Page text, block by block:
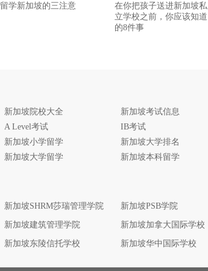
留学新加坡的三注意
在你把孩子送进新加坡私
立学校之前，你应该知道
的8件事
新加坡院校大全 新加坡考试信息
A Level考试 IB考试
新加坡小学留学 新加坡大学排名
新加坡大学留学 新加坡本科留学
新加坡SHRM莎瑞管理学院 新加坡PSB学院
新加坡建筑管理学院 新加坡加拿大国际学校
新加坡东陵信托学校 新加坡华中国际学校